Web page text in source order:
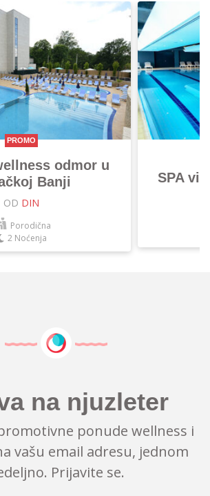
PROMO
odmor u
Banji
OD DIN
Porodična
2 Noćenja
SPA
na njuzleter
ponude wellness i
vašu email adresu, jednom
Prijavite se.